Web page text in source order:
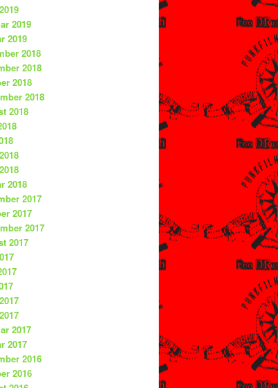
2019
2019
2018
2018
2018
2018
2018
2018
2017
2017
2017
2017
2017
2017
2016
2016